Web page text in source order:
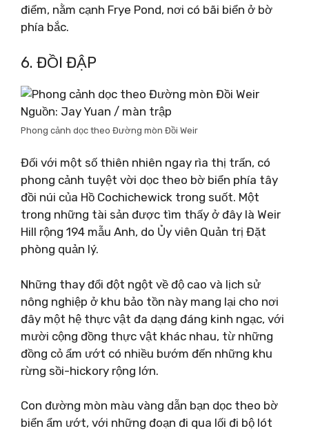
điểm, nằm cạnh Frye Pond, nơi có bãi biển ở bờ
phía bắc.
6. ĐỒI ĐẬP
Nguồn: Jay Yuan / màn trập
Phong cảnh dọc theo Đường mòn Đồi Weir
Đối với một số thiên nhiên ngay rìa thị trấn, có
phong cảnh tuyệt vời dọc theo bờ biển phía tây
đồi núi của Hồ Cochichewick trong suốt. Một
trong những tài sản được tìm thấy ở đây là Weir
Hill rộng 194 mẫu Anh, do Ủy viên Quản trị Đặt
phòng quản lý.
Những thay đổi đột ngột về độ cao và lịch sử
nông nghiệp ở khu bảo tồn này mang lại cho nơi
đây một hệ thực vật đa dạng đáng kinh ngạc, với
mười cộng đồng thực vật khác nhau, từ những
đồng cỏ ẩm ướt có nhiều bướm đến những khu
rừng sồi-hickory rộng lớn.
Con đường mòn màu vàng dẫn bạn dọc theo bờ
biển ẩm ướt, với những đoạn đi qua lối đi bộ lót